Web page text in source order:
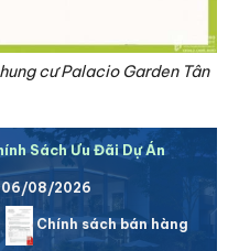
cư Palacio Garden Tân
Sách Ưu Đãi Dự Án
06/08/2026
Chính sách bán hàng